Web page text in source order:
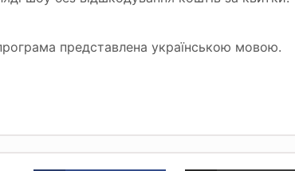
представлена українською мовою.